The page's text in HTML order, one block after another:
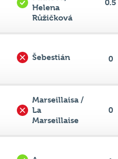
Helena
Růžičková
0.5
Šebestián 0
Marseillaisa /
La
Marseillaise
0